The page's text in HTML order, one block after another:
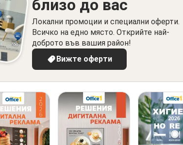
близо до вас
Локални промоции и специални оферти.
Всичко на едно място. Открийте най-
доброто във вашия район!
Вижте оферти